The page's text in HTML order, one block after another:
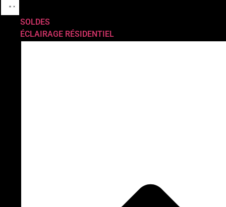
SOLDES
ÉCLAIRAGE RÉSIDENTIEL